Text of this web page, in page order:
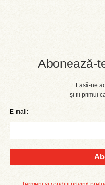
Abonează-
Lasă-ne
și fii primul
E-mail: